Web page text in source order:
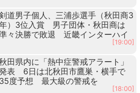
道男子個人、三浦歩選手（秋田商3
）3位入賞 男子団体・秋田商は
々決勝で敗退 近畿インターハイ
[19:00]
田県内に「熱中症警戒アラート」
表 6日は北秋田市鷹巣・横手で
35度予想 最大級の警戒を
[18:00]